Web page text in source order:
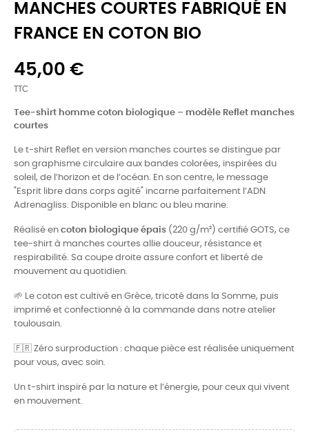
MANCHES COURTES FABRIQUÉ EN
FRANCE EN COTON BIO
45,00 €
TTC
Tee-shirt homme coton biologique – modèle Reflet manches
courtes
Le t-shirt Reflet en version manches courtes se distingue par
son graphisme circulaire aux bandes colorées, inspirées du
soleil, de l’horizon et de l’océan. En son centre, le message
"Esprit libre dans corps agité" incarne parfaitement l’ADN
Adrenagliss. Disponible en blanc ou bleu marine.
Réalisé en coton biologique épais (220 g/m²) certifié GOTS, ce
tee-shirt à manches courtes allie douceur, résistance et
respirabilité. Sa coupe droite assure confort et liberté de
mouvement au quotidien.
🌱 Le coton est cultivé en Grèce, tricoté dans la Somme, puis
imprimé et confectionné à la commande dans notre atelier
toulousain.
🇫🇷 Zéro surproduction : chaque pièce est réalisée uniquement
pour vous, avec soin.
Un t-shirt inspiré par la nature et l’énergie, pour ceux qui vivent
en mouvement.